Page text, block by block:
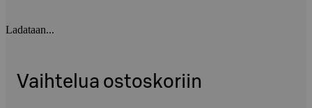
Ladataan...
Vaihtelua ostoskoriin